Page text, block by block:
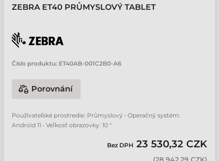
ZEBRA ET40 PRŮMYSLOVÝ TABLET
Číslo produktu: ET40AB-001C2B0-A6
Porovnání
Používateľské prostredie: Průmyslový • Operačný systém:
Android 11 • Veľkosť obrazovky: 10 "
Bez DPH 23 530,32 CZK